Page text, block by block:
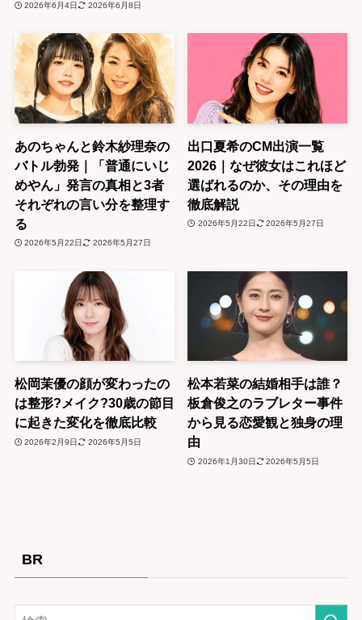
2026年6月4日 2026年6月8日
あのちゃんと鈴木紗理奈の
バトル勃発｜「普通にいじ
めやん」発言の真相と3者
それぞれの言い分を整理す
る
2026年5月22日 2026年5月27日
出口夏希のCM出演一覧
2026｜なぜ彼女はこれほど
選ばれるのか、その理由を
徹底解説
2026年5月22日 2026年5月27日
松岡茉優の顔が変わったの
は整形?メイク?30歳の節目
に起きた変化を徹底比較
2026年2月9日 2026年5月5日
松本若菜の結婚相手は誰？
板倉俊之のラブレター事件
から見る恋愛観と独身の理
由
2026年1月30日 2026年5月5日
BR